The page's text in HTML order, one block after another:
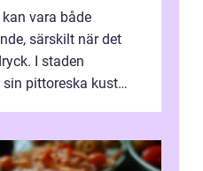
vara både
särskilt när det
I staden
pittoreska kust